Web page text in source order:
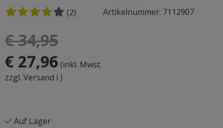
(2) Artikelnummer: 7112907
€ 34,95
€ 27,96 (inkl. Mwst.
zzgl. Versand ℹ️ )
Auf Lager